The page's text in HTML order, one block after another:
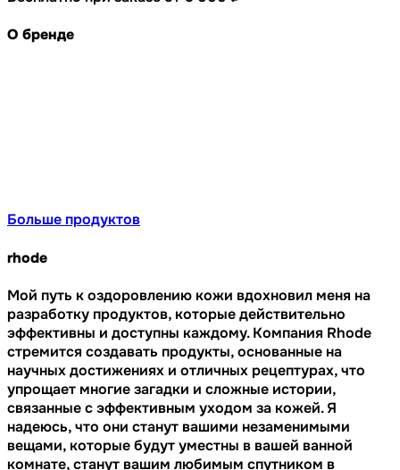
О бренде
Больше продуктов
rhode
Мой путь к оздоровлению кожи вдохновил меня на
разработку продуктов, которые действительно
эффективны и доступны каждому. Компания Rhode
стремится создавать продукты, основанные на
научных достижениях и отличных рецептурах, что
упрощает многие загадки и сложные истории,
связанные с эффективным уходом за кожей. Я
надеюсь, что они станут вашими незаменимыми
вещами, которые будут уместны в вашей ванной
комнате, станут вашим любимым спутником в